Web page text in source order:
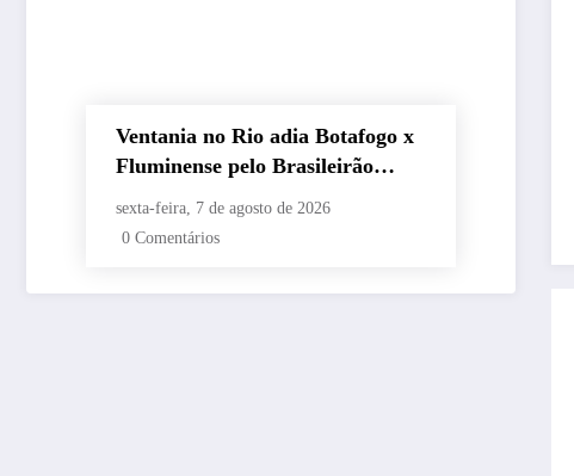
Ventania no Rio adia Botafogo x
Fluminense pelo Brasileirão
Feminino
sexta-feira, 7 de agosto de 2026
0 Comentários